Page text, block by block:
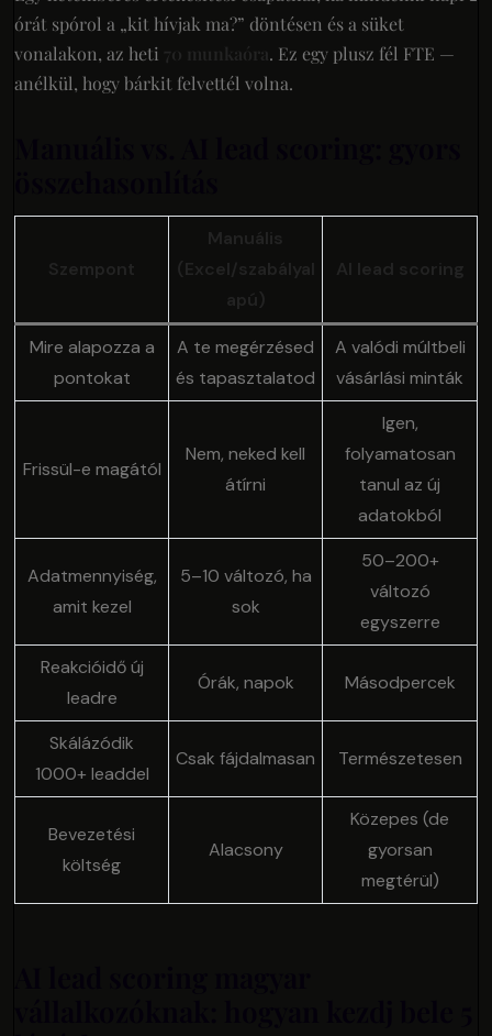
órát spórol a „kit hívjak ma?” döntésen és a süket
vonalakon, az heti 70 munkaóra . Ez egy plusz fél FTE —
anélkül, hogy bárkit felvettél volna.
Szempont
Manuális
(Excel/szabályal
apú)
AI lead scoring
Mire alapozza a
pontokat
A te megérzésed
és tapasztalatod
A valódi múltbeli
vásárlási minták
Frissül-e magától
Nem, neked kell
átírni
Igen,
folyamatosan
tanul az új
adatokból
Adatmennyiség,
amit kezel
5–10 változó, ha
sok
50–200+
változó
egyszerre
Reakcióidő új
leadre
Órák, napok Másodpercek
Skálázódik
1000+ leaddel
Csak fájdalmasan Természetesen
Bevezetési
költség
Alacsony
Közepes (de
gyorsan
megtérül)